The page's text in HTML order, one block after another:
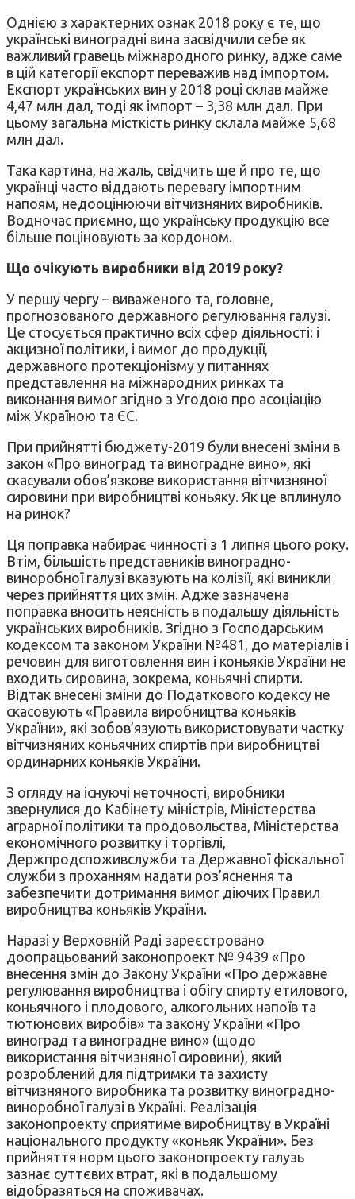
Однією з характерних ознак 2018 року є те, що
українські виноградні вина засвідчили себе як
важливий гравець міжнародного ринку, адже саме
в цій категорії експорт переважив над імпортом.
Експорт українських вин у 2018 році склав майже
4,47 млн дал, тоді як імпорт – 3,38 млн дал. При
цьому загальна місткість ринку склала майже 5,68
млн дал.
Така картина, на жаль, свідчить ще й про те, що
українці часто віддають перевагу імпортним
напоям, недооцінюючи вітчизняних виробників.
Водночас приємно, що українську продукцію все
більше поціновують за кордоном.
Що очікують виробники від 2019 року?
У першу чергу – виваженого та, головне,
прогнозованого державного регулювання галузі.
Це стосується практично всіх сфер діяльності: і
акцизної політики, і вимог до продукції,
державного протекціонізму у питаннях
представлення на міжнародних ринках та
виконання вимог згідно з Угодою про асоціацію
між Україною та ЄС.
При прийнятті бюджету-2019 були внесені зміни в
закон «Про виноград та виноградне вино», які
скасували обов’язкове використання вітчизняної
сировини при виробництві коньяку. Як це вплинуло
на ринок?
Ця поправка набирає чинності з 1 липня цього року.
Втім, більшість представників виноградно-
виноробної галузі вказують на колізії, які виникли
через прийняття цих змін. Адже зазначена
поправка вносить неясність в подальшу діяльність
українських виробників. Згідно з Господарським
кодексом та законом України №481, до матеріалів і
речовин для виготовлення вин і коньяків України не
входить сировина, зокрема, коньячні спирти.
Відтак внесені зміни до Податкового кодексу не
скасовують «Правила виробництва коньяків
України», які зобов’язують використовувати частку
вітчизняних коньячних спиртів при виробництві
ординарних коньяків України.
З огляду на існуючі неточності, виробники
звернулися до Кабінету міністрів, Міністерства
аграрної політики та продовольства, Міністерства
економічного розвитку і торгівлі,
Держпродспоживслужби та Державної фіскальної
служби з проханням надати роз’яснення та
забезпечити дотримання вимог діючих Правил
виробництва коньяків України.
Наразі у Верховній Раді зареєстровано
доопрацьований законопроект № 9439 «Про
внесення змін до Закону України «Про державне
регулювання виробництва і обігу спирту етилового,
коньячного і плодового, алкогольних напоїв та
тютюнових виробів» та закону України «Про
виноград та виноградне вино» (щодо
використання вітчизняної сировини), який
розроблений для підтримки та захисту
вітчизняного виробника та розвитку виноградно-
виноробної галузі в Україні. Реалізація
законопроекту сприятиме виробництву в Україні
національного продукту «коньяк України». Без
прийняття норм цього законопроекту галузь
зазнає суттєвих втрат, які в подальшому
відобразяться на споживачах.